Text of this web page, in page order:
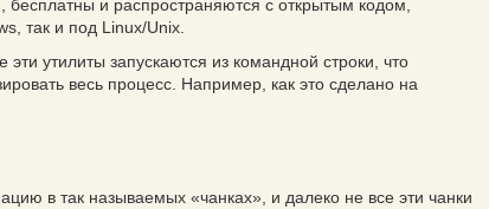
бесплатны и распространяются с открытым кодом,
так и под Linux/Unix.
эти утилиты запускаются из командной строки, что
весь процесс. Например, как это сделано на
в так называемых «чанках», и далеко не все эти чанки